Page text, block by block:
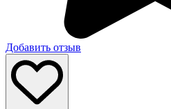
Добавить отзыв